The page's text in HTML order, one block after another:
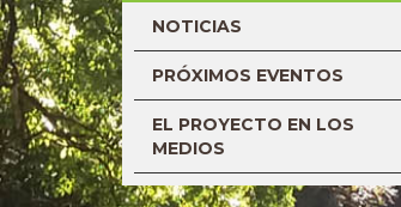
NOTICIAS
PRÓXIMOS EVENTOS
EL PROYECTO EN LOS
MEDIOS